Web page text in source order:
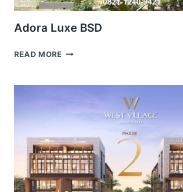
Adora Luxe BSD
READ MORE ADORA